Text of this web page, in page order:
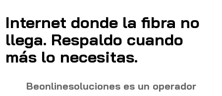
Internet donde la fibra no
llega. Respaldo cuando
más lo necesitas.
Beonlinesoluciones es un operador